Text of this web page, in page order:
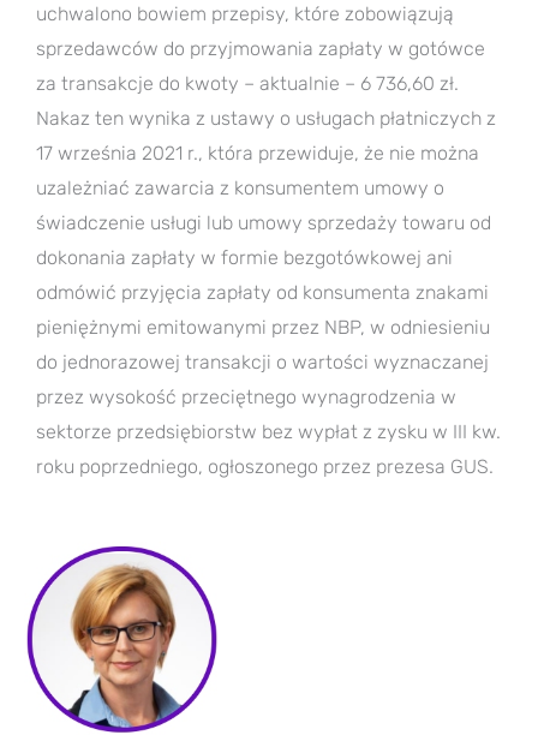
uchwalono bowiem przepisy, które zobowiązują
sprzedawców do przyjmowania zapłaty w gotówce
za transakcje do kwoty – aktualnie – 6 736,60 zł.
Nakaz ten wynika z ustawy o usługach płatniczych z
17 września 2021 r., która przewiduje, że nie można
uzależniać zawarcia z konsumentem umowy o
świadczenie usługi lub umowy sprzedaży towaru od
dokonania zapłaty w formie bezgotówkowej ani
odmówić przyjęcia zapłaty od konsumenta znakami
pieniężnymi emitowanymi przez NBP, w odniesieniu
do jednorazowej transakcji o wartości wyznaczanej
przez wysokość przeciętnego wynagrodzenia w
sektorze przedsiębiorstw bez wypłat z zysku w III kw.
roku poprzedniego, ogłoszonego przez prezesa GUS.